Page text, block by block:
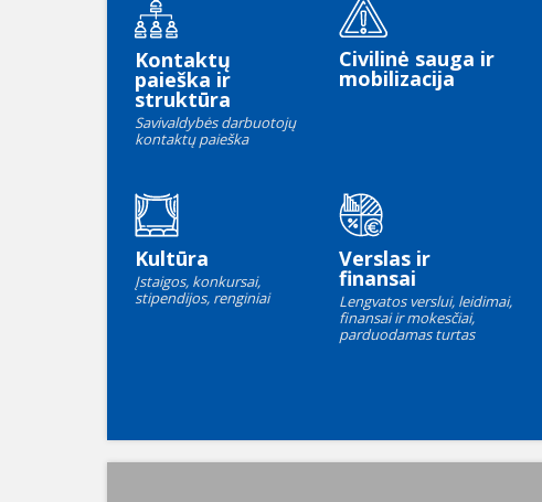
Kontaktų
paieška ir
struktūra
Savivaldybės darbuotojų
kontaktų paieška
Civilinė sauga ir
mobilizacija
Kultūra
Įstaigos, konkursai,
stipendijos, renginiai
Verslas ir
finansai
Lengvatos verslui, leidimai,
finansai ir mokesčiai,
parduodamas turtas